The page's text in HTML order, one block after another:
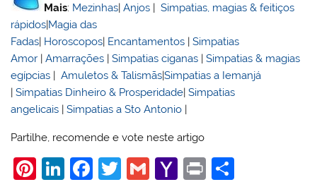
Mais: Mezinhas|Anjos |Simpatias, magias & feitiços
rápidos|Magia das
Fadas| Horoscopos| Encantamentos |Simpatias
Amor |Amarrações |Simpatias ciganas |Simpatias & magias
egípcias |Amuletos & Talismãs|Simpatias a Iemanjá
|Simpatias Dinheiro & Prosperidade|Simpatias
angelicais |Simpatias a Sto Antonio |
Partilhe, recomende e vote neste artigo
Pi Li F
T
G
Y
Pr